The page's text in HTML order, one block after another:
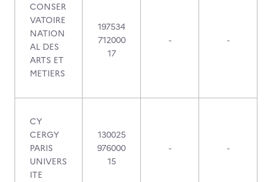
CONSER
VATOIRE
NATION
AL DES
ARTS ET
METIERS
197534
712000
17
- -
CY
CERGY
PARIS
UNIVERS
ITE
130025
976000
15
- -